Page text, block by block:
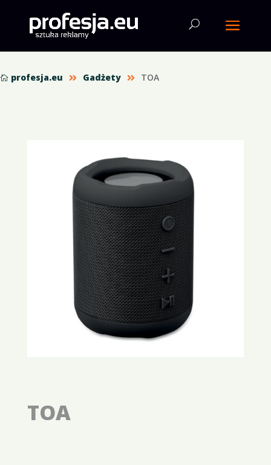
 profesja.eu  Gadżety  TOA
TOA